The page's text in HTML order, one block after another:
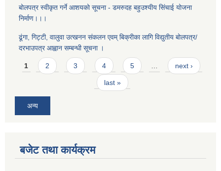
बोलपत्र स्वीकृत गर्ने आशयको सूचना - डमरुदह बहुउश्यीय सिंचाई योजना
निर्माण।।।
ढूंगा, गिट्टी, वालुवा उत्खनन संकलन एवम् बिक्रीका लागि विद्युतीय बोलपत्र/
दरभाउपत्र आह्वान सम्बन्धी सूचना ।
Pages
1 2 3 4 5 … next ›
last »
अन्य
बजेट तथा कार्यक्रम